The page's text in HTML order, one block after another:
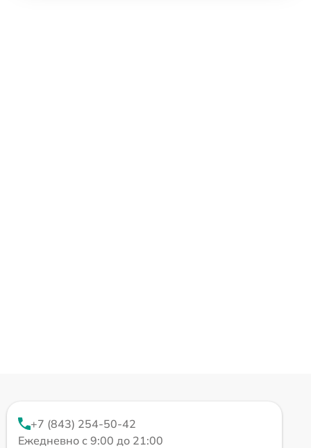
+7 (843) 254-50-42
Ежедневно с 9:00 до 21:00